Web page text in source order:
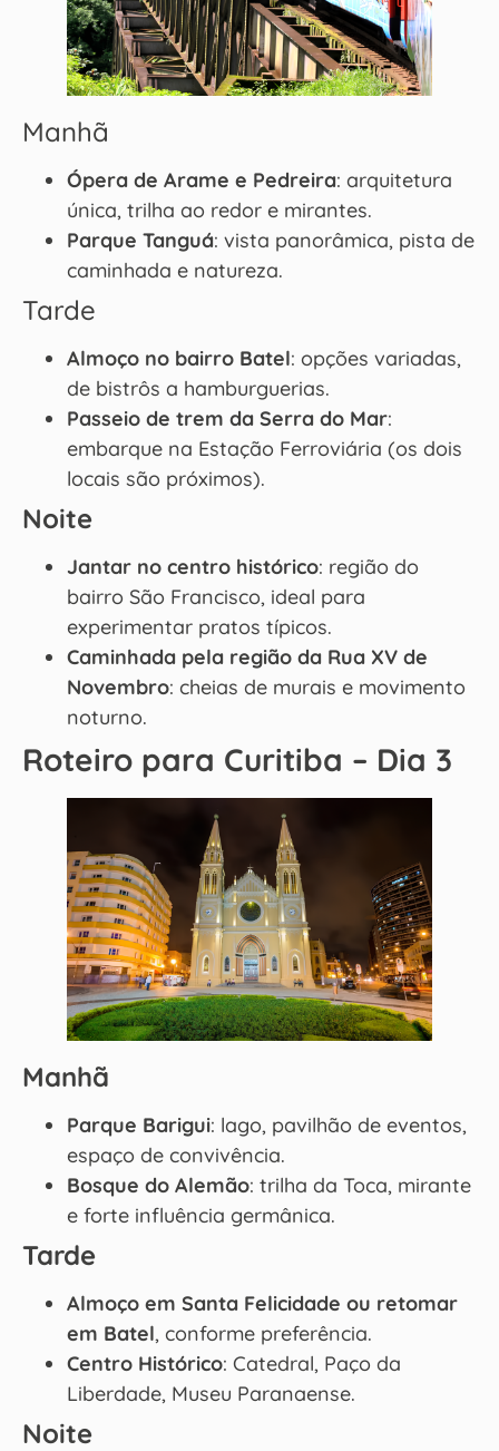
Manhã
Ópera de Arame e Pedreira: arquitetura
única, trilha ao redor e mirantes.
Parque Tanguá: vista panorâmica, pista de
caminhada e natureza.
Tarde
Almoço no bairro Batel: opções variadas,
de bistrôs a hamburguerias.
Passeio de trem da Serra do Mar:
embarque na Estação Ferroviária (os dois
locais são próximos).
Noite
Jantar no centro histórico: região do
bairro São Francisco, ideal para
experimentar pratos típicos.
Caminhada pela região da Rua XV de
Novembro: cheias de murais e movimento
noturno.
Roteiro para Curitiba – Dia 3
Manhã
Parque Barigui: lago, pavilhão de eventos,
espaço de convivência.
Bosque do Alemão: trilha da Toca, mirante
e forte influência germânica.
Tarde
Almoço em Santa Felicidade ou retomar
em Batel, conforme preferência.
Centro Histórico: Catedral, Paço da
Liberdade, Museu Paranaense.
Noite